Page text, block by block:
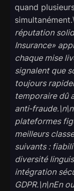
quand
réputation
Insurance​»
chaque mise
signalent que
toujours
temporaire dû
plateformes
meilleurs
suivants :
diversité
intégration
GDPR.\n\nEn